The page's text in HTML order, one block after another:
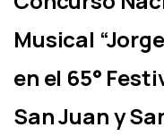
Musical
en el 65°
San Juan y